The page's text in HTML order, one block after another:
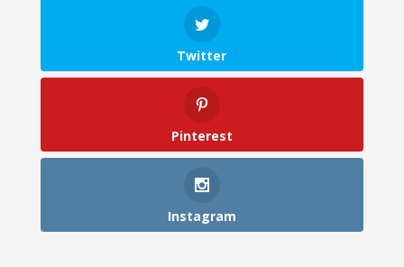
Twitter
Pinterest
Instagram